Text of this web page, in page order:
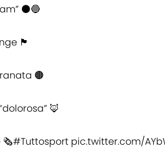
⚫️🔵
🏴󠁧󠁢󠁳󠁣󠁴󠁿
🟤
🦊
🗞️#Tuttosport pic.twitter.com/